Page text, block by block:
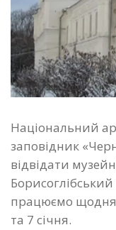
Національний
заповідник
відвідати
працюємо щодня
та 7 січня.